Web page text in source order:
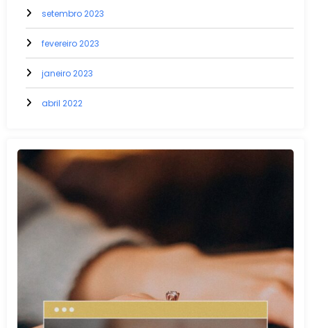
setembro 2023
fevereiro 2023
janeiro 2023
abril 2022